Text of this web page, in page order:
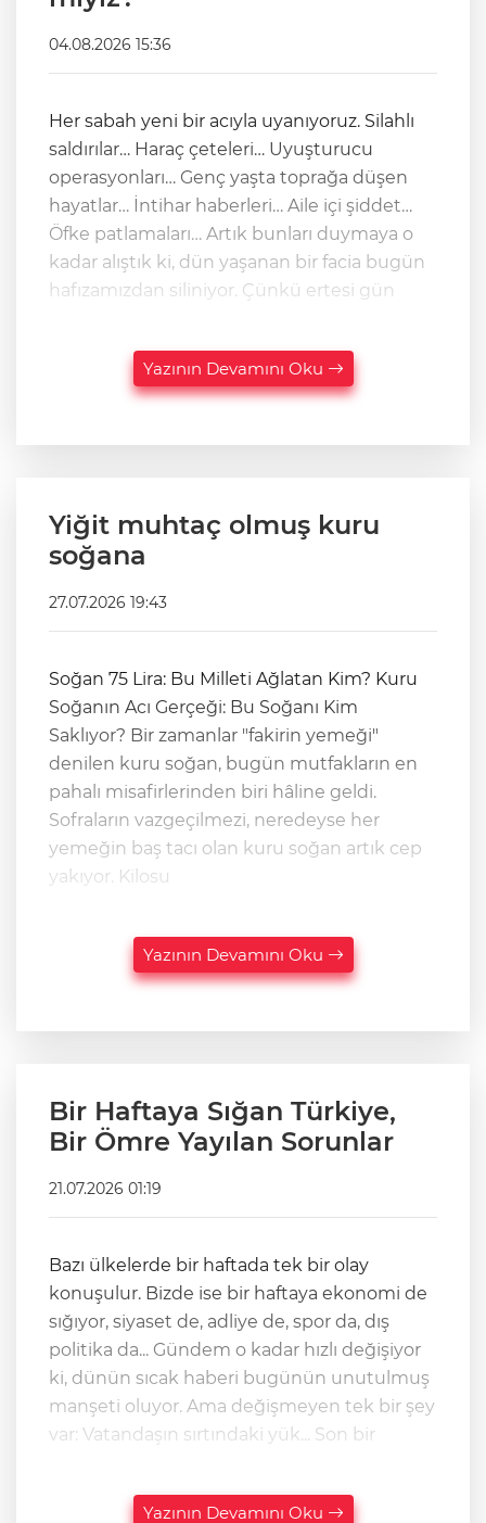
04.08.2026 15:36
Her sabah yeni bir acıyla uyanıyoruz. Silahlı
saldırılar… Haraç çeteleri… Uyuşturucu
operasyonları… Genç yaşta toprağa düşen
hayatlar… İntihar haberleri… Aile içi şiddet…
Öfke patlamaları… Artık bunları duymaya o
kadar alıştık ki, dün yaşanan bir facia bugün
hafızamızdan siliniyor. Çünkü ertesi gün
Yazının Devamını Oku
Yiğit muhtaç olmuş kuru
soğana
27.07.2026 19:43
Soğan 75 Lira: Bu Milleti Ağlatan Kim? Kuru
Soğanın Acı Gerçeği: Bu Soğanı Kim
Saklıyor? Bir zamanlar "fakirin yemeği"
denilen kuru soğan, bugün mutfakların en
pahalı misafirlerinden biri hâline geldi.
Sofraların vazgeçilmezi, neredeyse her
yemeğin baş tacı olan kuru soğan artık cep
yakıyor. Kilosu
Yazının Devamını Oku
Bir Haftaya Sığan Türkiye,
Bir Ömre Yayılan Sorunlar
21.07.2026 01:19
Bazı ülkelerde bir haftada tek bir olay
konuşulur. Bizde ise bir haftaya ekonomi de
sığıyor, siyaset de, adliye de, spor da, dış
politika da... Gündem o kadar hızlı değişiyor
ki, dünün sıcak haberi bugünün unutulmuş
manşeti oluyor. Ama değişmeyen tek bir şey
var: Vatandaşın sırtındaki yük... Son bir
Yazının Devamını Oku